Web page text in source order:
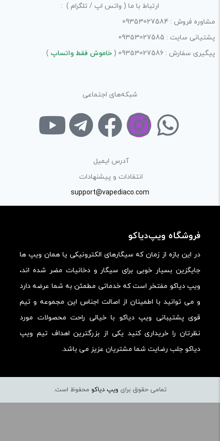
ارتباط با ما ( واتس اپ / تلگرام ) :
مشاوره فروش : 09353027584
پشتیانی سایت : 09353027585
پیگیری سفارش : 09353027586 (
خاموش فقط واتساپ )
شبکه‌های اجتماعی
آدرس ایمیل
انتقادات و پیشنهادات
support@vapediaco.com
فروشگاه ویپ‌دیاکو
در این بازه از زمان که سیگارهای الکترونیکی یا همان ویپ ها
جایگزین بسیار خوبی برای سیگار و دخانیات مضر شده اند،
ویپ دیاکو مفتخر است که خدماتی مطمئن به شما عرضه دارد
و می توانید با اطمینان از اصالت اجناس این مجموعه و تیم
قوی پشتیبانی ویپ دیاکو با خیالی راحت محصولات مورد
نظرتان را خریداری کنید یکی از بزرگترین اهداف تیم ویپ
دیاکو جلب رضایت شما مشتریان عزیز می باشد.
تمامی حقوق برای ویپ دیاکو محفوظ است.